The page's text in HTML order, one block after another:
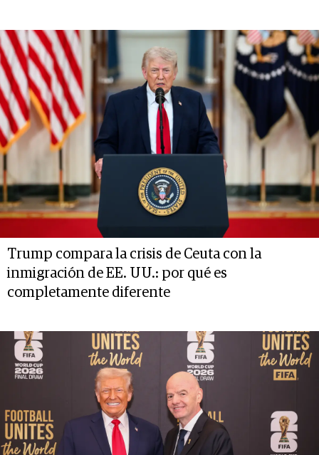
Trump compara la crisis de Ceuta con la
inmigración de EE. UU.: por qué es
completamente diferente